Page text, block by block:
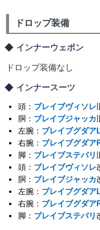
ドロップ装備
インナーウェポン
ドロップ装備なし
インナースーツ
頭： ブレイブヴィソレ
胴： ブレイブジャッカ
左腕： ブレイブグダア
右腕： ブレイブグダア
脚： ブレイブステバリ
頭： ブレイブヴィソレ
胴： ブレイブジャッカ
左腕： ブレイブグダア
右腕： ブレイブグダア
脚： ブレイブステバリ